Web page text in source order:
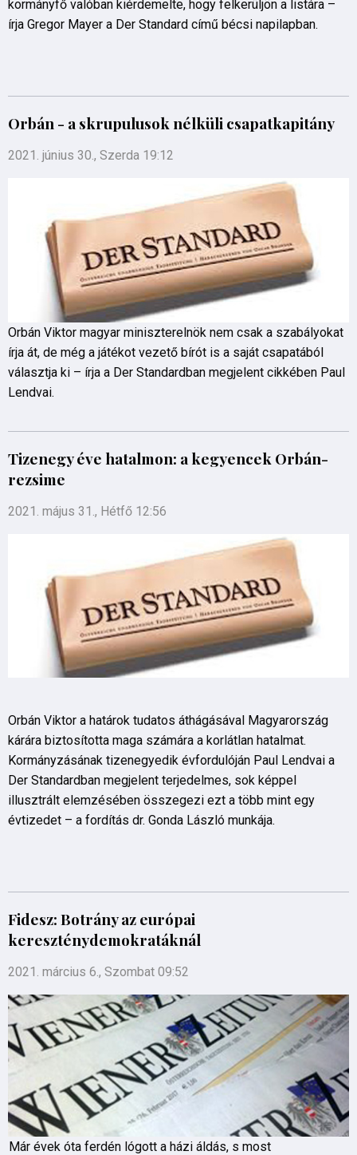
kormányfő valóban kiérdemelte, hogy felkerüljön a listára –
írja Gregor Mayer a Der Standard című bécsi napilapban.
Orbán - a skrupulusok nélküli csapatkapitány
2021. június 30., Szerda 19:12
Orbán Viktor magyar miniszterelnök nem csak a szabályokat
írja át, de még a játékot vezető bírót is a saját csapatából
választja ki – írja a Der Standardban megjelent cikkében Paul
Lendvai.
Tizenegy éve hatalmon: a kegyencek Orbán-
rezsime
2021. május 31., Hétfő 12:56
Orbán Viktor a határok tudatos áthágásával Magyarország
kárára biztosította maga számára a korlátlan hatalmat.
Kormányzásának tizenegyedik évfordulóján Paul Lendvai a
Der Standardban megjelent terjedelmes, sok képpel
illusztrált elemzésében összegezi ezt a több mint egy
évtizedet – a fordítás dr. Gonda László munkája.
Fidesz: Botrány az európai
kereszténydemokratáknál
2021. március 6., Szombat 09:52
Már évek óta ferdén lógott a házi áldás, s most